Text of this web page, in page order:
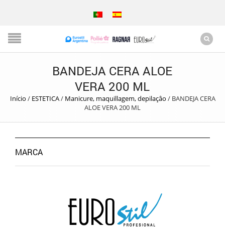
BANDEJA CERA ALOE
VERA 200 ML
Início / ESTETICA/ Manicure, maquillagem, depilaçâo/ BANDEJA CERA
ALOE VERA 200 ML
MARCA